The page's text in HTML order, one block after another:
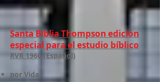
Santa Biblia Thompson edición
especial para el estudio bíblico
RVR 1960 (Español)
por Vida